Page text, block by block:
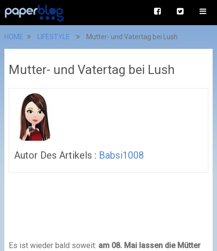
HOME LIFESTYLE Mutter- und Vatertag bei Lush
Mutter- und Vatertag bei Lush
Autor Des Artikels : Babsi1008
Es ist wieder bald soweit: am 08. Mai lassen die Mütter